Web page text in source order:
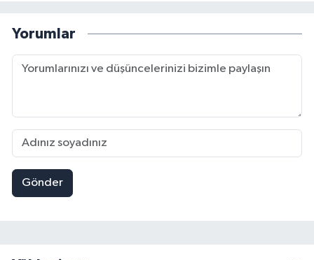
Yorumlar
Gönder